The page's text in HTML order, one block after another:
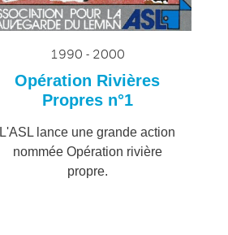
1990 - 2000
Opération Rivières
Propres n°1
L'ASL lance une grande action
nommée Opération rivière
propre.